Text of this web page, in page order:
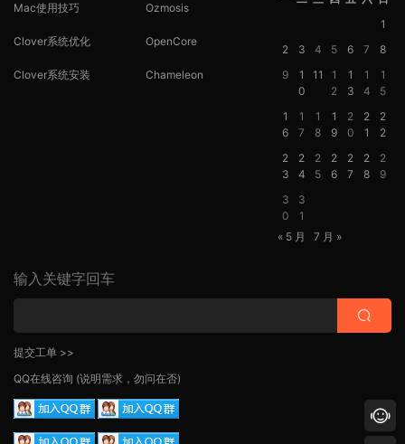
Mac使用技巧
Clover系统优化
Clover系统安装
Ozmosis
OpenCore
Chameleon
1
2
3 4 5 6 7
8
9
1
0
11
1
2
1
3
1
4
1
5
1
6
1
7
1
8
1
9
2
0
2
1
2
2
2
3
2
4
2
5
2
6
2
7
2
8
2
9
3
0
3
1
« 5 月
7 月 »
输入关键字回车
提交工单 >>
QQ在线咨询 (说明需求，勿问在否)